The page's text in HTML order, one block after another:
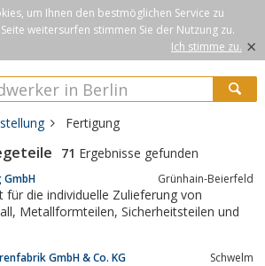
um Ihnen den bestmöglichen Service zu
weitersurfen stimmen Sie der Nutzung zu.
Ich stimme zu. ×
Fertigung
71 Ergebnisse gefunden
GmbH Grünhain-Beierfeld
für die individuelle Zulieferung von
und
GmbH & Co. KG Schwelm